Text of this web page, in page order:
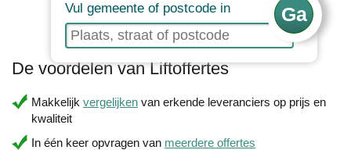
Vul gemeente of postcode in
De voordelen van Liftoffertes
Makkelijk vergelijken van erkende leveranciers op prijs en
kwaliteit
In één keer opvragen van meerdere offertes